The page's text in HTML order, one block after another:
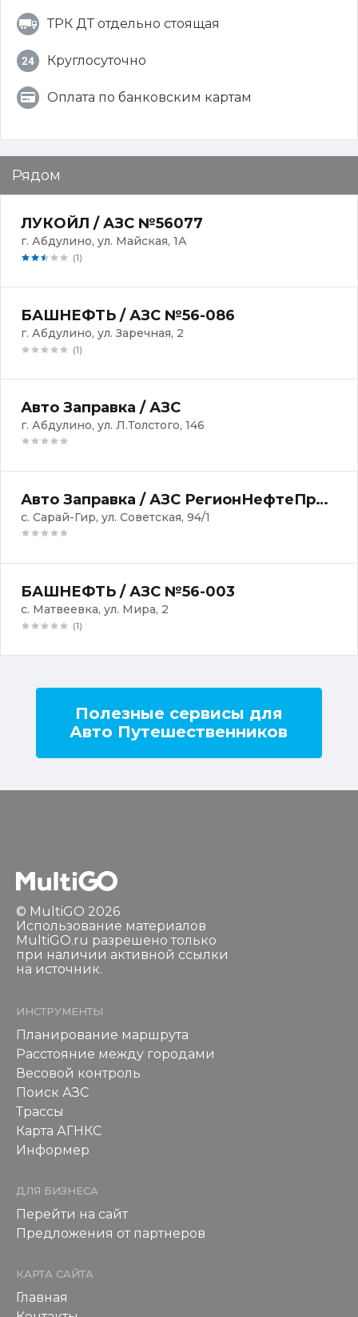
ТРК ДТ отдельно стоящая
Круглосуточно
Оплата по банковским картам
Рядом
ЛУКОЙЛ / АЗС №56077
г. Абдулино, ул. Майская, 1А
(1)
БАШНЕФТЬ / АЗС №56-086
г. Абдулино, ул. Заречная, 2
(1)
Авто Заправка / АЗС
г. Абдулино, ул. Л.Толстого, 146
Авто Заправка / АЗС РегионНефтеПродукт
с. Сарай-Гир, ул. Советская, 94/1
БАШНЕФТЬ / АЗС №56-003
с. Матвеевка, ул. Мира, 2
(1)
Полезные сервисы для
Авто Путешественников
© MultiGO 2026
Использование материалов
MultiGO.ru разрешено только
при наличии активной ссылки
на источник.
ИНСТРУМЕНТЫ
Планирование маршрута
Расстояние между городами
Весовой контроль
Поиск АЗС
Трассы
Карта АГНКС
Информер
ДЛЯ БИЗНЕСА
Перейти на сайт
Предложения от партнеров
КАРТА САЙТА
Главная